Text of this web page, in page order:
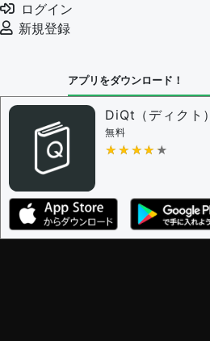
ログイン
新規登録
アプリをダウンロード！
DiQt（ディクト）
無料
★★★★★
★★★★★